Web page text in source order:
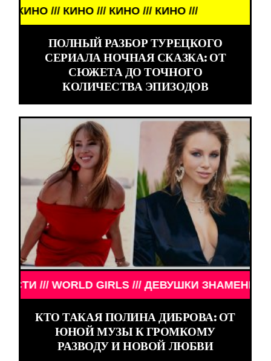
/// КИНО /// КИНО ///
ПОЛНЫЙ РАЗБОР ТУРЕЦКОГО
СЕРИАЛА НОЧНАЯ СКАЗКА: ОТ
СЮЖЕТА ДО ТОЧНОГО
КОЛИЧЕСТВА ЭПИЗОДОВ
ЗНАМЕНИТОСТИ /// WORLD GIRLS /// ДЕВУШКИ
КТО ТАКАЯ ПОЛИНА ДИБРОВА: ОТ
ЮНОЙ МУЗЫ К ГРОМКОМУ
РАЗВОДУ И НОВОЙ ЛЮБВИ